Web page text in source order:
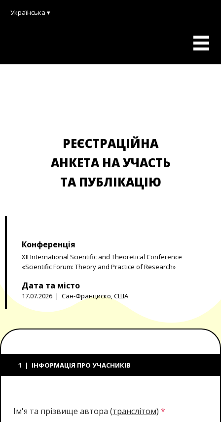
Українська ▾
РЕЄСТРАЦІЙНА
АНКЕТА НА УЧАСТЬ
ТА ПУБЛІКАЦІЮ
Конференція
XII International Scientific and Theoretical Conference
«Scientific Forum: Theory and Practice of Research»
Дата та місто
17.07.2026 | Сан-Франциско, США
1 | ІНФОРМАЦІЯ ПРО УЧАСНИКІВ
Ім'я та прізвище автора (транслітом) *